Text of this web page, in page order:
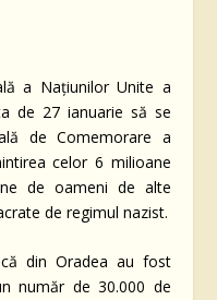
a Națiunilor Unite a
de 27 ianuarie să se
de Comemorare a
celor 6 milioane
de oameni de alte
de regimul nazist.
din Oradea au fost
număr de 30.000 de